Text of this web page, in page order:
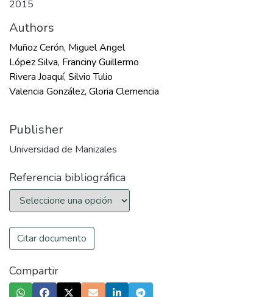
2015
Authors
Muñoz Cerón, Miguel Angel
López Silva, Franciny Guillermo
Rivera Joaquí, Silvio Tulio
Valencia González, Gloria Clemencia
Publisher
Universidad de Manizales
Referencia bibliográfica
Citar documento
Compartir